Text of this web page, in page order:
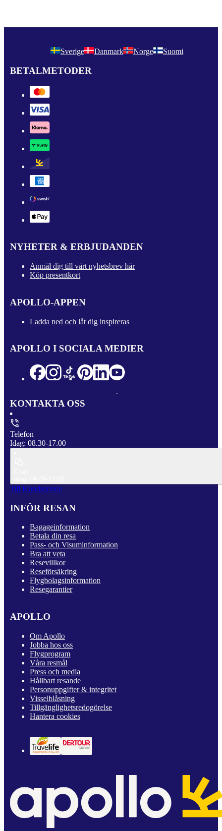
Sverige Danmark Norge Suomi
BETALMETODER
NYHETER & ERBJUDANDEN
Anmäl dig till vårt nyhetsbrev här
Köp presentkort
APOLLO-APPEN
Ladda ned och låt dig inspireras
APOLLO I SOCIALA MEDIER
KONTAKTA OSS
Telefon
Idag: 08.30-17.00
Till Kundservice
INFÖR RESAN
Bagageinformation
Betala din resa
Pass- och Visuminformation
Bra att veta
Resevillkor
Reseförsäkring
Flygbolagsinformation
Resegarantier
APOLLO
Om Apollo
Jobba hos oss
Flygprogram
Våra resmål
Press och media
Hållbart resande
Personuppgifter & integritet
Visselblåsning
Tillgänglighetsredogörelse
Hantera cookies